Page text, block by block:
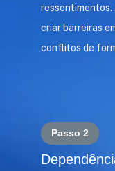
criar barreiras
conflitos de
Passo 2